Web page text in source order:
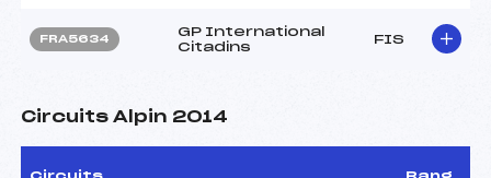
FRA5634
GP International
Citadins
FIS
Circuits Alpin 2014
Circuits Rang